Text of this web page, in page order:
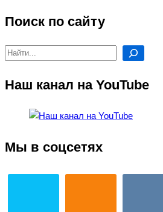
Поиск по сайту
Поиск
Наш канал на YouTube
Мы в соцсетях